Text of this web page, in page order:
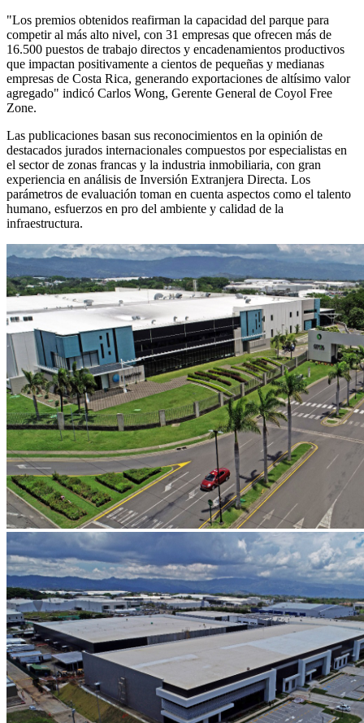
"Los premios obtenidos reafirman la capacidad del parque para
competir al más alto nivel, con 31 empresas que ofrecen más de
16.500 puestos de trabajo directos y encadenamientos productivos
que impactan positivamente a cientos de pequeñas y medianas
empresas de Costa Rica, generando exportaciones de altísimo valor
agregado" indicó Carlos Wong, Gerente General de Coyol Free
Zone.
Las publicaciones basan sus reconocimientos en la opinión de
destacados jurados internacionales compuestos por especialistas en
el sector de zonas francas y la industria inmobiliaria, con gran
experiencia en análisis de Inversión Extranjera Directa. Los
parámetros de evaluación toman en cuenta aspectos como el talento
humano, esfuerzos en pro del ambiente y calidad de la
infraestructura.